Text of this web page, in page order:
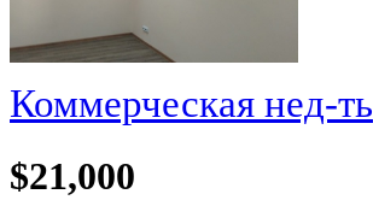
Коммерческая нед-ть
$21,000